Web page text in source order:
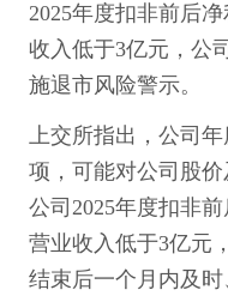
2025年度扣非前后
收入低于3亿元，公
施退市风险警示。
上交所指出，公司
项，可能对公司股价
公司2025年度扣非
营业收入低于3亿元
结束后一个月内及